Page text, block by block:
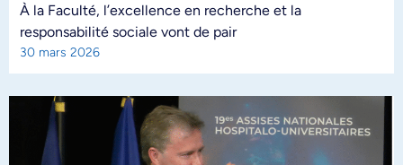
À la Faculté, l’excellence en recherche et la
responsabilité sociale vont de pair
30 mars 2026